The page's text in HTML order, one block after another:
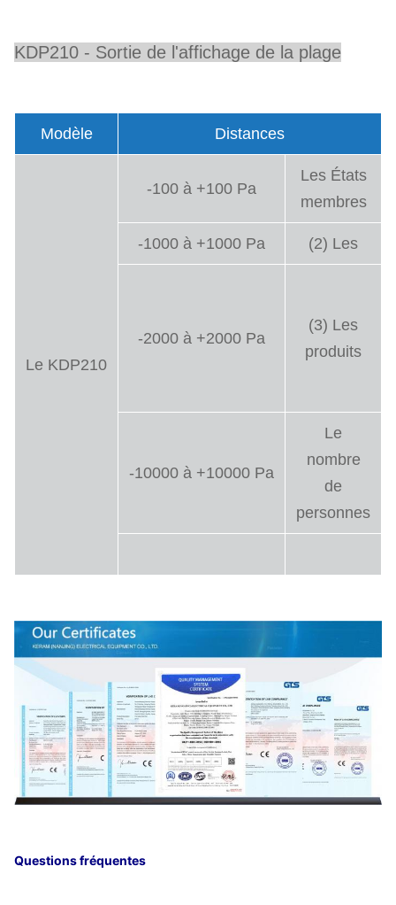
KDP210 - Sortie de l'affichage de la plage
Modèle Distances
Le KDP210
-100 à +100 Pa
Les États
membres
-1000 à +1000 Pa (2) Les
-2000 à +2000 Pa
(3) Les
produits
-10000 à +10000 Pa
Le
nombre
de
personnes
Questions fréquentes